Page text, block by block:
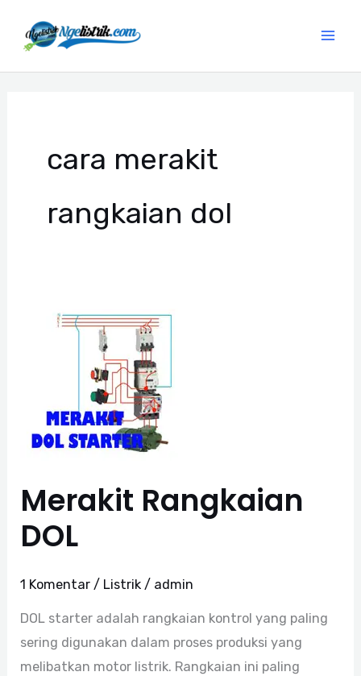
cara merakit
rangkaian dol
Merakit Rangkaian
DOL
1 Komentar / Listrik / admin
DOL starter adalah rangkaian kontrol yang paling
sering digunakan dalam proses produksi yang
melibatkan motor listrik. Rangkaian ini paling
Merakit